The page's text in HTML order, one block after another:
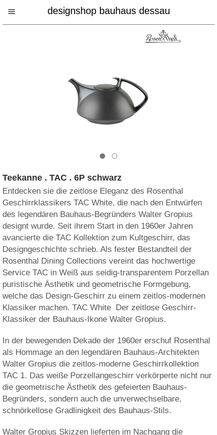
designshop bauhaus dessau
Teekanne . TAC . 6P schwarz
Entdecken sie die zeitlose Eleganz des Rosenthal
Geschirrklassikers TAC White, die nach den Entwürfen
des legendären Bauhaus-Begründers Walter Gropius
designt wurde. Seit ihrem Start in den 1960er Jahren
avancierte die TAC Kollektion zum Kultgeschirr, das
Designgeschichte schrieb. Als fester Bestandteil der
Rosenthal Dining Collections vereint das hochwertige
Service TAC in Weiß aus seidig-transparentem Porzellan
puristische Ästhetik und geometrische Formgebung,
welche das Design-Geschirr zu einem zeitlos-modernen
Klassiker machen. TAC White  Der zeitlose Geschirr-
Klassiker der Bauhaus-Ikone Walter Gropius.
In der bewegenden Dekade der 1960er erschuf Rosenthal
als Hommage an den legendären Bauhaus-Architekten
Walter Gropius die zeitlos-moderne Geschirrkollektion
TAC 1. Das weiße Porzellangeschirr verkörperte nicht nur
die geometrische Ästhetik des gefeierten Bauhaus-
Begründers, sondern auch die unverwechselbare,
schnörkellose Gradlinigkeit des Bauhaus-Stils.
Walter Gropius Skizzen lieferten im Nachgang die